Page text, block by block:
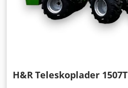
H&RTeleskoplader 1507T